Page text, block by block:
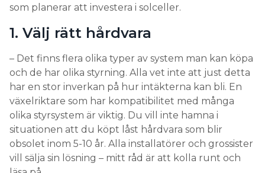
LÄS OCKSÅ:
MARKEN?
Några nackdelar med
markanläggningar:
1 Underhåll
En anläggning på mark, som inte är fast utan har
solföljare, löper högre risk för fel och sannolikt
större underhållskostnader.
som planerar att investera i solceller.
1. Välj rätt hårdvara
– Det finns flera olika typer av system man kan köpa
och de har olika styrning. Alla vet inte att just detta
har en stor inverkan på hur intäkterna kan bli. En
växelriktare som har kompatibilitet med många
olika styrsystem är viktig. Du vill inte hamna i
situationen att du köpt låst hårdvara som blir
obsolet inom 5-10 år. Alla installatörer och grossister
vill sälja sin lösning – mitt råd är att kolla runt och